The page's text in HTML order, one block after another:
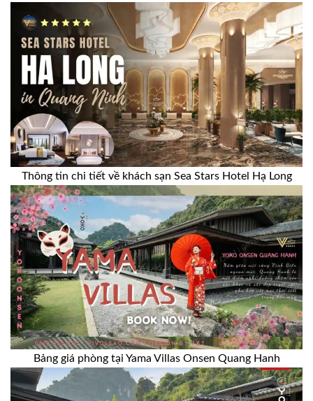
Thông tin chi tiết về khách sạn Sea Stars Hotel Hạ Long
Bảng giá phòng tại Yama Villas Onsen Quang Hanh